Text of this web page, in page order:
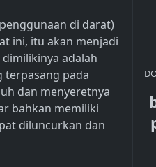
di darat)
ini, itu akan menjadi
adalah
terpasang pada
dan menyeretnya
bahkan memiliki
diluncurkan dan